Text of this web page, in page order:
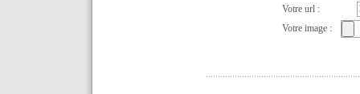
Votre url :
Votre image :